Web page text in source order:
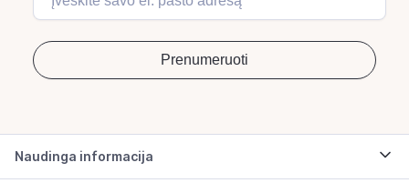
Naudinga informacija